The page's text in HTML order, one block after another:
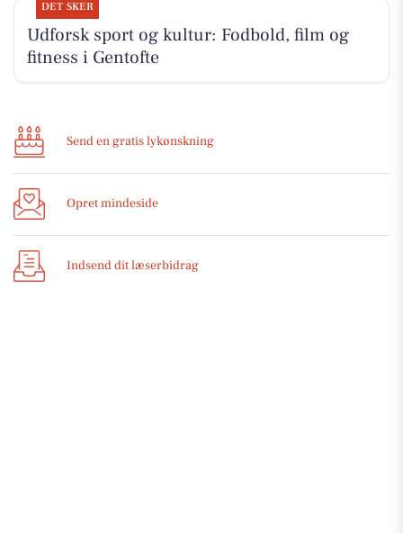
DET SKER
Udforsk sport og kultur: Fodbold, film og
fitness i Gentofte
Send en gratis lykønskning
Opret mindeside
Indsend dit læserbidrag